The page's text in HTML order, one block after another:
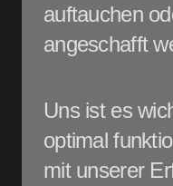
auftauchen
angeschafft
Uns ist es
optimal
mit unserer